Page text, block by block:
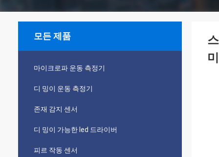
모든 제품
마이크로파 운동 측정기
디 밍이 운동 측정기
존재 감지 센서
디 밍이 가능한 led 드라이버
피르 작동 센서